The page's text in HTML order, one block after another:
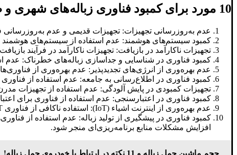
10 مورد برای کمبود فناوری زباله‌های شهری و صنعتی و راهکارهای توسعه‌ دهنده
عدم به‌روزرسانی تجهیزات: تجهیزات قدیمی و عدم
کمبود سیستم‌های هوشمند: عدم استفاده از سیستم‌های هوشمند
تجهیزات ناکارآمد در بازیافت: تجهیزات ناکارآمد در فرآیند
کمبود فناوری در شناسایی و جداسازی زباله‌های خطرناک:
عدم بهره‌وری از انرژی‌های تجدیدپذیر: عدم بهره‌وری از
کمبود فناوری در اطلاع‌رسانی به جامعه: عدم استفاده از
تجهیزات کمبودی در پایش آلودگی: عدم استفاده از تجهیزات
کمبود فناوری در اعتبارسنجی: عدم استفاده از فناوری برای
عدم بهره‌وری از اینترنت اشیاء (IoT): استفاده ناکافی از فناوری IoT در مدیریت زباله می‌تواند به تجمیع داده‌ها و بهبود فرآیندها کمک نکند.
کمبود فناوری در پیشگیری از تولید زباله: عدم استفاده از
افزایش مشکلات منابع برنامه‌ریزی‌ای منجر شود.